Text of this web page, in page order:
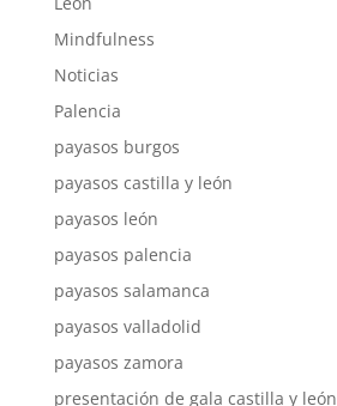
Mindfulness
Noticias
Palencia
payasos burgos
payasos castilla y león
payasos león
payasos palencia
payasos salamanca
payasos valladolid
payasos zamora
presentación de gala castilla y león